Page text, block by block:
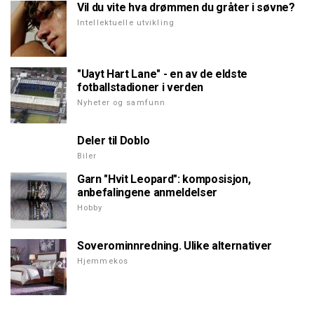
Vil du vite hva drømmen du gråter i søvne?
Intellektuelle utvikling
"Uayt Hart Lane" - en av de eldste
fotballstadioner i verden
Nyheter og samfunn
Deler til Doblo
Biler
Garn "Hvit Leopard": komposisjon,
anbefalingene anmeldelser
Hobby
Soverominnredning. Ulike alternativer
Hjemmekos